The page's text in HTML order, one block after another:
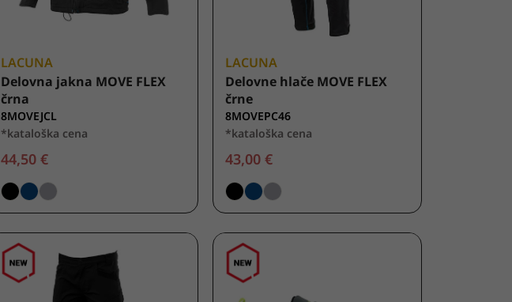
LACUNA
Delovna jakna MOVE FLEX
črna
8MOVEJCL
*kataloška cena
44,50 €
LACUNA
Delovne hlače MOVE FLEX
črne
8MOVEPC46
*kataloška cena
43,00 €